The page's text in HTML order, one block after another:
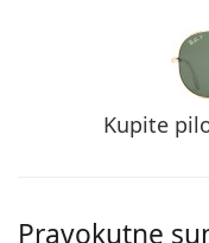
Kupite
Pravokutne